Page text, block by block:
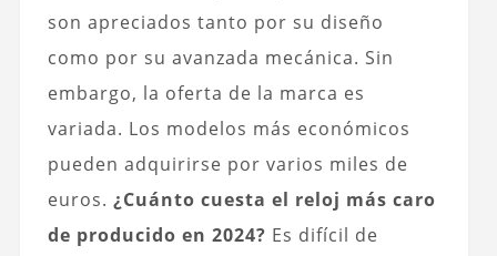
son apreciados tanto por su diseño
como por su avanzada mecánica. Sin
embargo, la oferta de la marca es
variada. Los modelos más económicos
pueden adquirirse por varios miles de
euros. ¿Cuánto cuesta el reloj más caro
de producido en 2024? Es difícil de